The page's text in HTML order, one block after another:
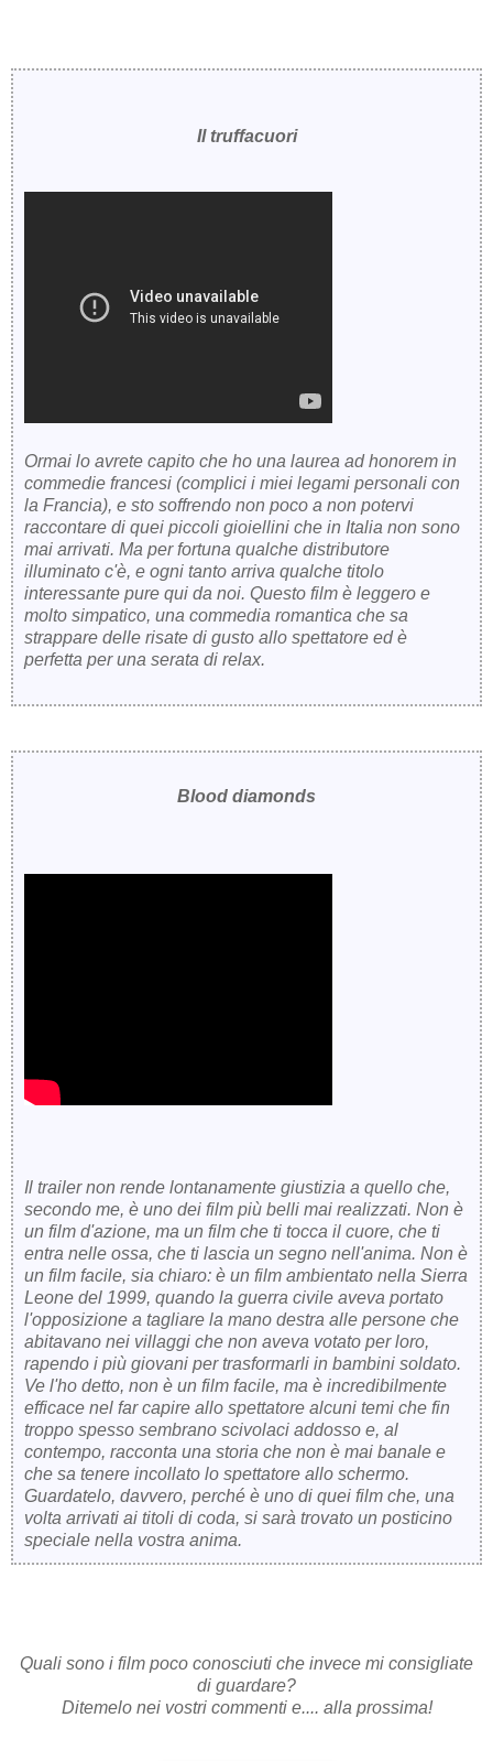
Il truffacuori
Ormai lo avrete capito che ho una laurea ad honorem in
commedie francesi (complici i miei legami personali con
la Francia), e sto soffrendo non poco a non potervi
raccontare di quei piccoli gioiellini che in Italia non sono
mai arrivati. Ma per fortuna qualche distributore
illuminato c'è, e ogni tanto arriva qualche titolo
interessante pure qui da noi. Questo film è leggero e
molto simpatico, una commedia romantica che sa
strappare delle risate di gusto allo spettatore ed è
perfetta per una serata di relax.
Blood diamonds
Il trailer non rende lontanamente giustizia a quello che,
secondo me, è uno dei film più belli mai realizzati. Non è
un film d'azione, ma un film che ti tocca il cuore, che ti
entra nelle ossa, che ti lascia un segno nell'anima. Non è
un film facile, sia chiaro: è un film ambientato nella Sierra
Leone del 1999, quando la guerra civile aveva portato
l'opposizione a tagliare la mano destra alle persone che
abitavano nei villaggi che non aveva votato per loro,
rapendo i più giovani per trasformarli in bambini soldato.
Ve l'ho detto, non è un film facile, ma è incredibilmente
efficace nel far capire allo spettatore alcuni temi che fin
troppo spesso sembrano scivolaci addosso e, al
contempo, racconta una storia che non è mai banale e
che sa tenere incollato lo spettatore allo schermo.
Guardatelo, davvero, perché è uno di quei film che, una
volta arrivati ai titoli di coda, si sarà trovato un posticino
speciale nella vostra anima.
Quali sono i film poco conosciuti che invece mi consigliate
di guardare?
Ditemelo nei vostri commenti e.... alla prossima!